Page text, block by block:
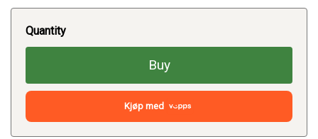
Quantity
Buy
Kjøp med